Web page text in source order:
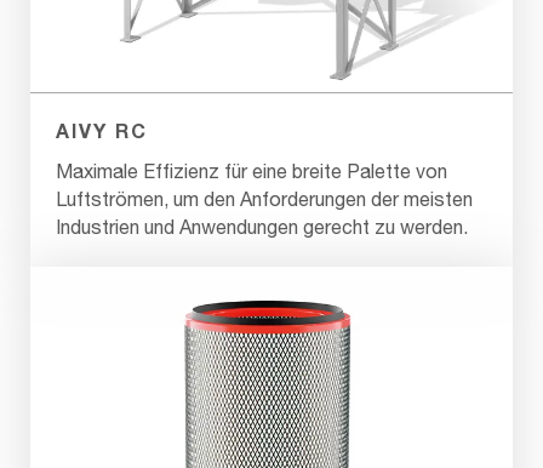
AIVY RC
Maximale Effizienz für eine breite Palette von
Luftströmen, um den Anforderungen der meisten
Industrien und Anwendungen gerecht zu werden.